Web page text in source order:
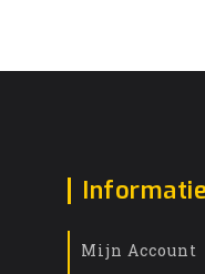
Informatie
Mijn Account